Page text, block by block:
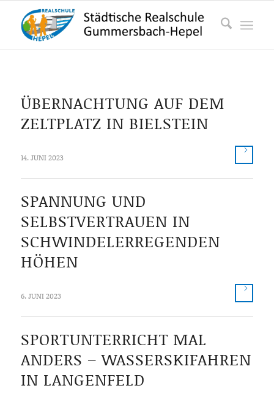
ÜBERNACHTUNG AUF DEM
ZELTPLATZ IN BIELSTEIN
14. JUNI 2023
SPANNUNG UND
SELBSTVERTRAUEN IN
SCHWINDELERREGENDEN
HÖHEN
6. JUNI 2023
SPORTUNTERRICHT MAL
ANDERS – WASSERSKIFAHREN
IN LANGENFELD